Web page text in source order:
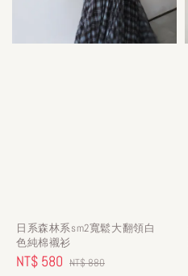
日系森林系sm2寬鬆大翻領白
色純棉襯衫
Sale
NT$ 580 Regular
NT$ 880